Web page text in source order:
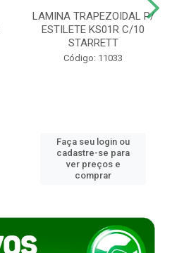
LAMINA TRAPEZOIDAL P/
ESTILETE KS01R C/10
STARRETT
Código: 11033
Faça seu login ou
cadastre-se para
ver preços e
comprar